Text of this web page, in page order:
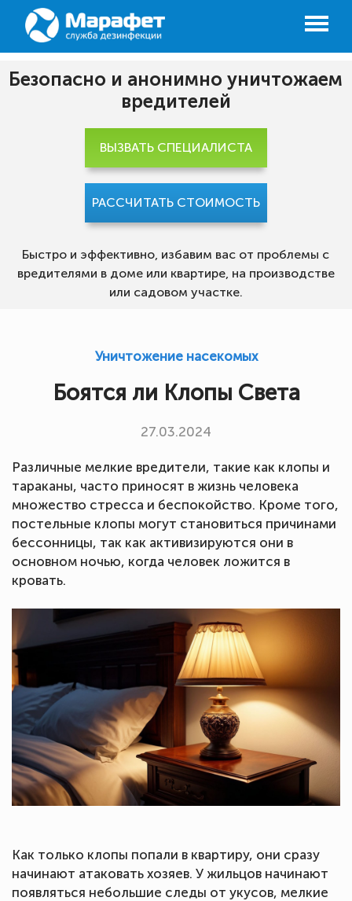
Безопасно и анонимно уничтожаем
вредителей
Быстро и эффективно, избавим вас от проблемы с
вредителями в доме или квартире, на производстве
или садовом участке.
ВЫЗВАТЬ СПЕЦИАЛИСТА
РАССЧИТАТЬ СТОИМОСТЬ
Уничтожение насекомых
Боятся ли Клопы Света
27.03.2024
Различные мелкие вредители, такие как клопы и
тараканы, часто приносят в жизнь человека
множество стресса и беспокойство. Кроме того,
постельные клопы могут становиться причинами
бессонницы, так как активизируются они в
основном ночью, когда человек ложится в
кровать.
Как только клопы попали в квартиру, они сразу
начинают атаковать хозяев. У жильцов начинают
появляться небольшие следы от укусов, мелкие